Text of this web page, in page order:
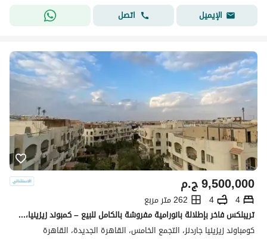
الإيميل
اتصل
ج.م9,500,000
4
4
262 متر مربع
تريبلكس فاخر بإطلالة بانورامية مفروشة بالكامل للبيع – كمبوند زيزينيا، التجمع الخامس
كومباوند زيزينيا جاردنز، التجمع الخامس، القاهرة الجديدة، القاهرة